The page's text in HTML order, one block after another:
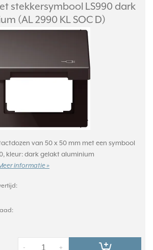
stekkersymbool LS990 dark
(AL 2990 KL SOC D)
van 50 x 50 mm met een symbool
kleur: dark gelakt aluminium
informatie »
+
-